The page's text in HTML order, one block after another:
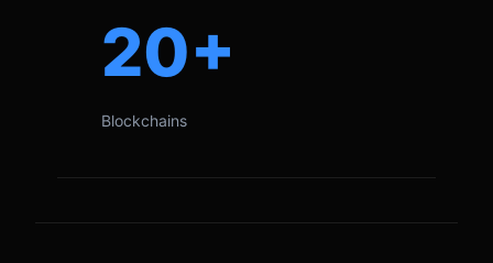
20+
Blockchains